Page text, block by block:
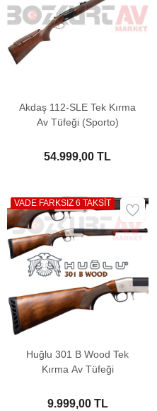
Akdaş 112-SLE Tek Kırma
Av Tüfeği (Sporto)
54.999,00 TL
Huğlu 301 B Wood Tek
Kırma Av Tüfeği
9.999,00 TL
VADE FARKSIZ 6 TAKSİT